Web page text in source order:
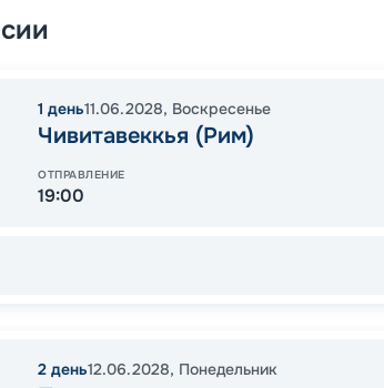
1 день11.06.2028, Воскресенье
Чивитавеккья (Рим)
ОТПРАВЛЕНИЕ
19:00
2 день12.06.2028, Понедельник